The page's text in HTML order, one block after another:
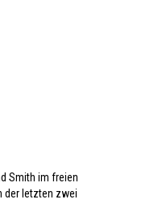
Smith im freien
der letzten zwei